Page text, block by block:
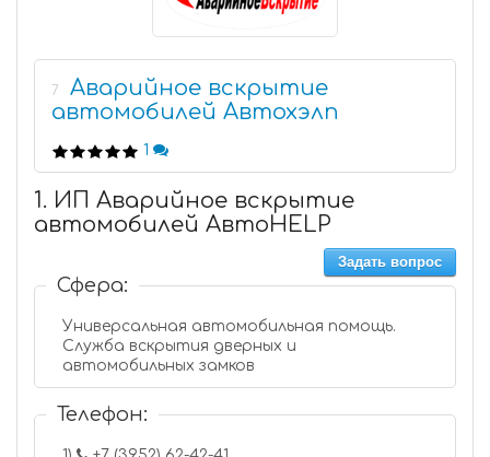
7
Аварийное вскрытие
автомобилей Автохэлп
1
1. ИП Аварийное вскрытие
автомобилей АвтоHELP
Задать вопрос
Сфера:
Универсальная автомобильная помощь.
Служба вскрытия дверных и
автомобильных замков
Телефон: